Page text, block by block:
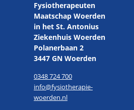
Fysiotherapeuten
Maatschap Woerden
in het St. Antonius
Ziekenhuis Woerden
Polanerbaan 2
3447 GN Woerden
0348 724 700
info@fysiotherapie-
woerden.nl